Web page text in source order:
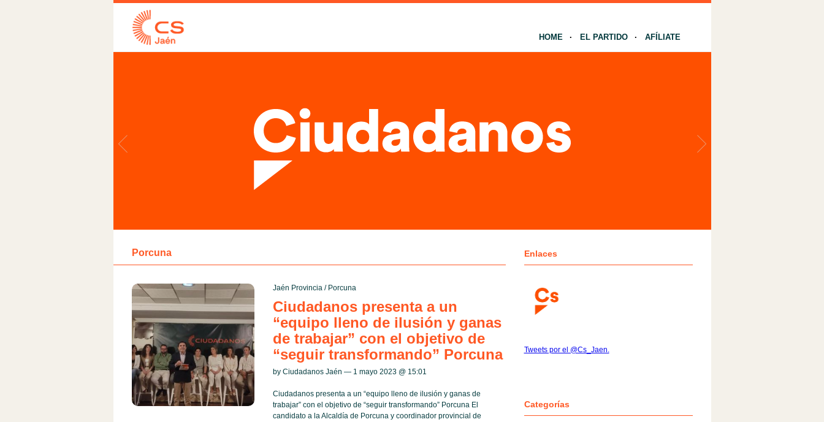
HOME EL PARTIDO AFÍLIATE
Porcuna
Jaén Provincia/ Porcuna
Ciudadanos presenta a un
“equipo lleno de ilusión y ganas
de trabajar” con el objetivo de
“seguir transformando” Porcuna
by Ciudadanos Jaén — 1 mayo 2023 @ 15:01
Ciudadanos presenta a un “equipo lleno de ilusión y ganas de
trabajar” con el objetivo de “seguir transformando” Porcuna El
candidato a la Alcaldía de Porcuna y coordinador provincial de
Enlaces
Tweets por el @Cs_Jaen.
Categorías